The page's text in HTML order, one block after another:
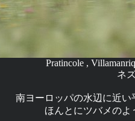
Pratincole ,
ネ
南ヨーロッパの水辺に近
ほんとにツバメの